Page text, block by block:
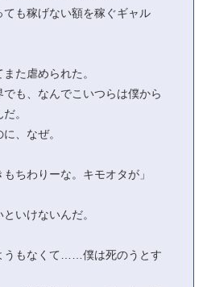
も稼げない額を稼ぐギャル
た虐められた。
も、なんでこいつらは僕から
。
、なぜ。
ちわりーな。キモオタが」
いけないんだ。
うもなくて……僕は死のうとす